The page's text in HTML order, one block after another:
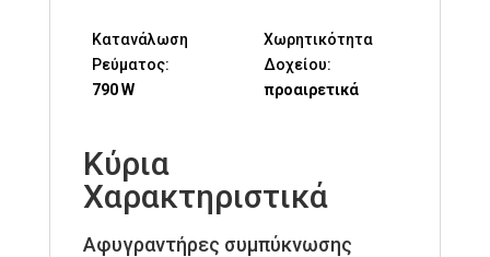
Κατανάλωση
Ρεύματος:
790 W
Χωρητικότητα
Δοχείου:
προαιρετικά
Κύρια
Χαρακτηριστικά
Αφυγραντήρες συμπύκνωσης